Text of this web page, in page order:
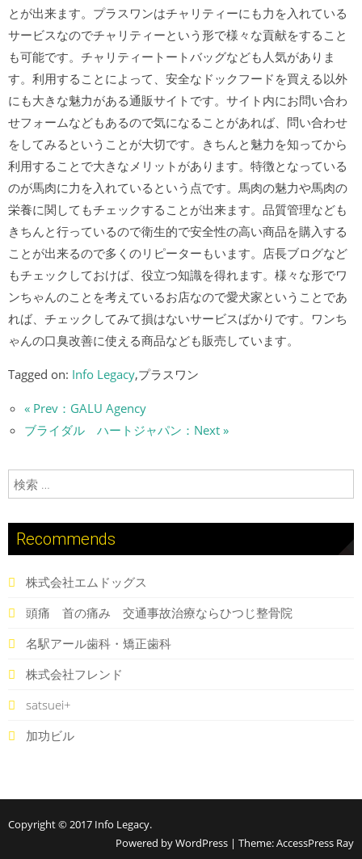
とが出来ます。プラスワンはチャリティーにも力を入れている
サービスなのでチャリティーという形で様々な貢献をすること
も可能です。チャリティートートバッグなども人気がありま
す。利用することによって、安全なドックフードを買える以外
にも大きな魅力がある通販サイトです。サイト内にお問い合わ
せフォームなどもあるので気になることがあれば、問い合わせ
をしてみるということが大切です。きちんと魅力を知ってから
利用することで大きなメリットがあります。特徴となっている
のが馬肉に力を入れているという点です。馬肉の魅力や馬肉の
栄養に関してもチェックすることが出来ます。品質管理なども
きちんと行っているので衛生的で安全性の高い商品を購入する
ことが出来るので多くのリピーターもいます。店長ブログなど
もチェックしておけば、役立つ知識を得れます。様々な形でワ
ンちゃんのことを考えているお店なので愛犬家ということであ
れば、チェックしてみて損はないサービスばかりです。ワンち
ゃんの口臭改善に使える商品なども販売しています。
Tagged on: Info Legacy,プラスワン
« Prev：GALU Agency
ブライダル ハートジャパン：Next »
検索:
Recommends
株式会社エムドッグス
頭痛 首の痛み 交通事故治療ならひつじ整骨院
名駅アール歯科・矯正歯科
株式会社フレンド
satsuei+
加功ビル
Copyright © 2017 Info Legacy.
Powered by WordPress | Theme:AccessPress Ray